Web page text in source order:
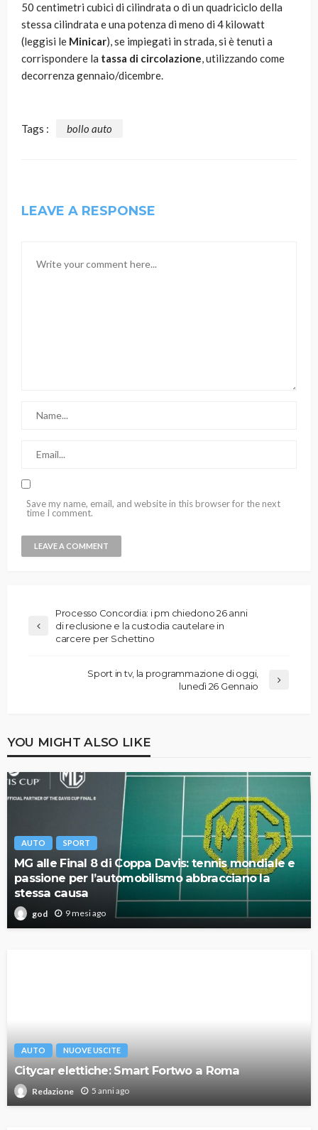
50 centimetri cubici di cilindrata o di un quadriciclo della
stessa cilindrata e una potenza di meno di 4 kilowatt
(leggisi le Minicar), se impiegati in strada, si è tenuti a
corrispondere la tassa di circolazione, utilizzando come
decorrenza gennaio/dicembre.
Tags : bollo auto
LEAVE A RESPONSE
Save my name, email, and website in this browser for the next
time I comment.
Processo Concordia: i pm chiedono 26 anni
di reclusione e la custodia cautelare in
carcere per Schettino
Sport in tv, la programmazione di oggi,
lunedì 26 Gennaio
YOU MIGHT ALSO LIKE
AUTO SPORT
MG alle Final 8 di Coppa Davis: tennis mondiale e
passione per l’automobilismo abbracciano la
stessa causa
god 9 mesi ago
AUTO NUOVE USCITE
Citycar elettiche: Smart Fortwo a Roma
Redazione 5 anni ago